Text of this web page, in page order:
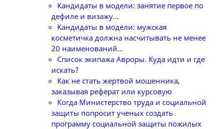
Кандидаты в модели: занятие первое по
дефиле и визажу…
Кандидаты в модели: мужская
косметичка должна насчитывать не менее
20 наименований…
Список экипажа Авроры. Куда идти и где
искать?
Как не стать жертвой мошенника,
заказывая реферат или курсовую
Когда Министерство труда и социальной
защиты попросит ученых создать
программу социальной защиты пожилых